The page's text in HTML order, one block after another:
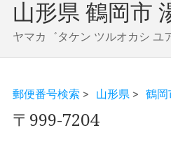
山形県 鶴岡市
ヤマカ゛タケン ツルオカシ ユ
郵便番号検索 > 山形県 > 鶴岡
〒999-7204